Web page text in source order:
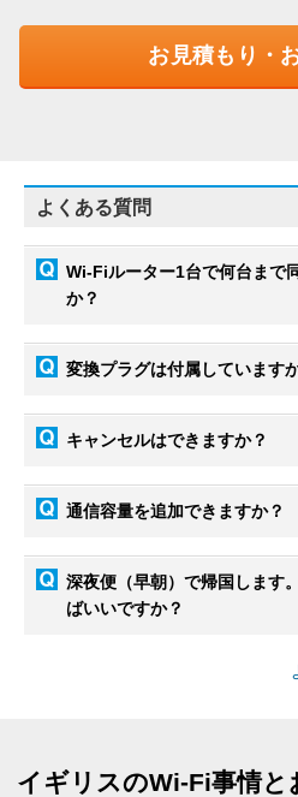
お見積もり・
よくある質問
Wi-Fiルーター1台で何台まで
か？
変換プラグは付属しています
キャンセルはできますか？
通信容量を追加できますか？
深夜便（早朝）で帰国します
ばいいですか？
イギリスのWi-Fi事情と